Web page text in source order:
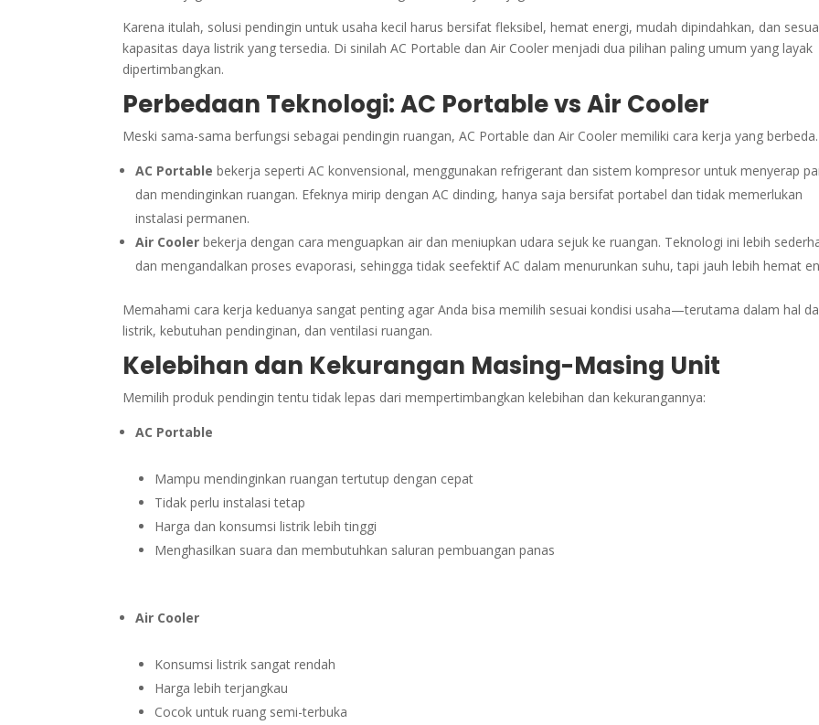
Karena itulah, solusi pendingin untuk usaha kecil harus bersifat fleksibel, hemat energi, mudah dipindahkan, dan
kapasitas daya listrik yang tersedia. Di sinilah AC Portable dan Air Cooler menjadi dua pilihan paling umum yang layak
dipertimbangkan.
Perbedaan Teknologi: AC Portable vs Air Cooler
Meski sama-sama berfungsi sebagai pendingin ruangan, AC Portable dan Air Cooler memiliki cara kerja yang berbeda.
AC Portable bekerja seperti AC konvensional, menggunakan refrigerant dan sistem kompresor untuk menyerap
dan mendinginkan ruangan. Efeknya mirip dengan AC dinding, hanya saja bersifat portabel dan tidak memerlukan
instalasi permanen.
Air Cooler bekerja dengan cara menguapkan air dan meniupkan udara sejuk ke ruangan. Teknologi ini lebih
dan mengandalkan proses evaporasi, sehingga tidak seefektif AC dalam menurunkan suhu, tapi jauh lebih hemat
Memahami cara kerja keduanya sangat penting agar Anda bisa memilih sesuai kondisi usaha—terutama dalam hal
listrik, kebutuhan pendinginan, dan ventilasi ruangan.
Kelebihan dan Kekurangan Masing-Masing Unit
Memilih produk pendingin tentu tidak lepas dari mempertimbangkan kelebihan dan kekurangannya:
AC Portable
Mampu mendinginkan ruangan tertutup dengan cepat
Tidak perlu instalasi tetap
Harga dan konsumsi listrik lebih tinggi
Menghasilkan suara dan membutuhkan saluran pembuangan panas
Air Cooler
Konsumsi listrik sangat rendah
Harga lebih terjangkau
Cocok untuk ruang semi-terbuka